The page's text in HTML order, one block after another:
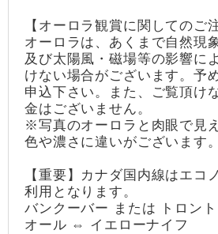
【オーロラ観賞に関してのご
オーロラは、あくまで自然現
及び太陽風・磁場等の影響に
けない場合がございます。予
申込下さい。また、ご覧頂け
金はございません。
※写真のオーロラと肉眼で見
色や濃さに違いがございます。
【重要】カナダ国内線はエコ
利用となります。
バンクーバー または トロン
オール ⇔ イエローナイフ